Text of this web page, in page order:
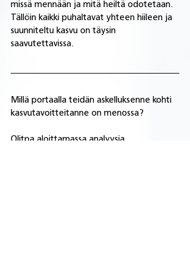
missä mennään ja mitä heiltä odotetaan.
Tällöin kaikki puhaltavat yhteen hiileen ja
suunniteltu kasvu on täysin
saavutettavissa.
Millä portaalla teidän askelluksenne kohti
kasvutavoitteitanne on menossa?
Olitpa aloittamassa analyysia,